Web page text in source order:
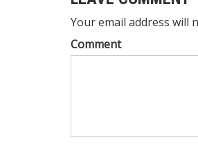
Your email address will
Comment